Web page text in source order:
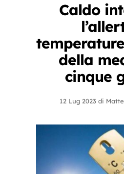
Caldo
della
cinque
12 Lug 2023 di